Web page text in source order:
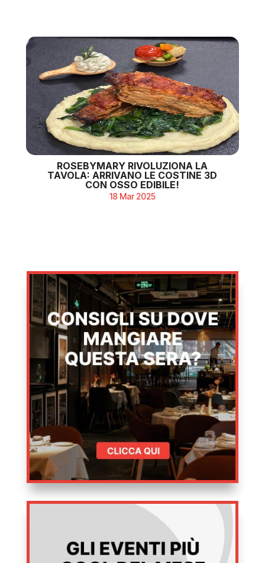
ROSEBYMARY RIVOLUZIONA LA
TAVOLA: ARRIVANO LE COSTINE 3D
CON OSSO EDIBILE!
18 Mar 2025